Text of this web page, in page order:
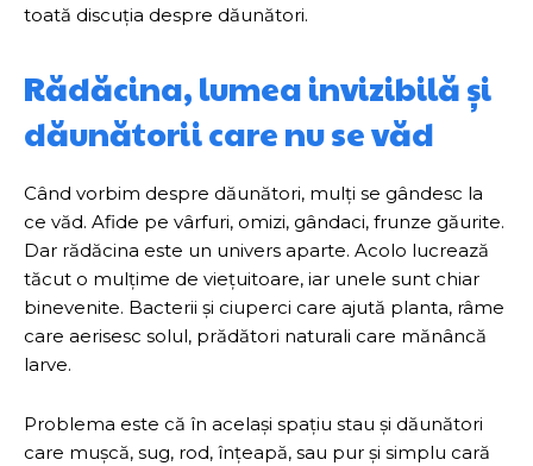
toată discuția despre dăunători.
Rădăcina, lumea invizibilă și
dăunătorii care nu se văd
Când vorbim despre dăunători, mulți se gândesc la
ce văd. Afide pe vârfuri, omizi, gândaci, frunze găurite.
Dar rădăcina este un univers aparte. Acolo lucrează
tăcut o mulțime de viețuitoare, iar unele sunt chiar
binevenite. Bacterii și ciuperci care ajută planta, râme
care aerisesc solul, prădători naturali care mănâncă
larve.
Problema este că în același spațiu stau și dăunători
care mușcă, sug, rod, înțeapă, sau pur și simplu cară